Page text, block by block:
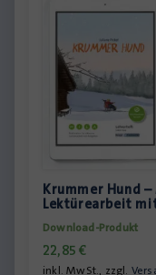
Krummer Hund
Lektürearbeit
Download-Produkt
22,85€
inkl. MwSt., zzgl.